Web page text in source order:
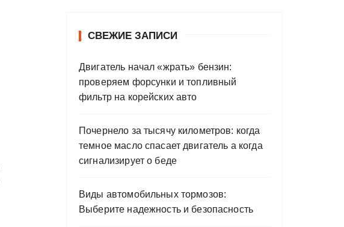
СВЕЖИЕ ЗАПИСИ
Двигатель начал «жрать» бензин:
проверяем форсунки и топливный
фильтр на корейских авто
Почернело за тысячу километров: когда
темное масло спасает двигатель а когда
сигнализирует о беде
Виды автомобильных тормозов:
Выберите надежность и безопасность